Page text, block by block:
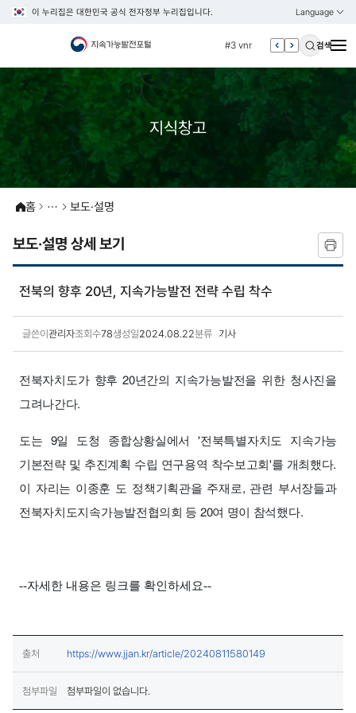
이 누리집은 대한민국 공식 전자정부 누리집입니다. Language
열기
KOREAN
ENGLISH
#3 vnr
#4 관세
#6 빈곤
#2 환경
#6 빈곤
검색
지식창고
홈 보도·설명
보도·설명 상세 보기
전북의 향후 20년, 지속가능발전 전략 수립 착수
글쓴이 관리자조회수78생성일2024.08.22분류 기사
전북자치도가 향후 20년간의 지속가능발전을 위한 청사진을
그려나간다.
도는 9일 도청 종합상황실에서 '전북특별자치도 지속가능
기본전략 및 추진계획 수립 연구용역 착수보고회'를 개최했다.
이 자리는 이종훈 도 정책기획관을 주재로, 관련 부서장들과
전북자치도지속가능발전협의회 등 20여 명이 참석했다.
--자세한 내용은 링크를 확인하세요--
출처 https://www.jjan.kr/article/20240811580149
첨부파일 첨부파일이 없습니다.